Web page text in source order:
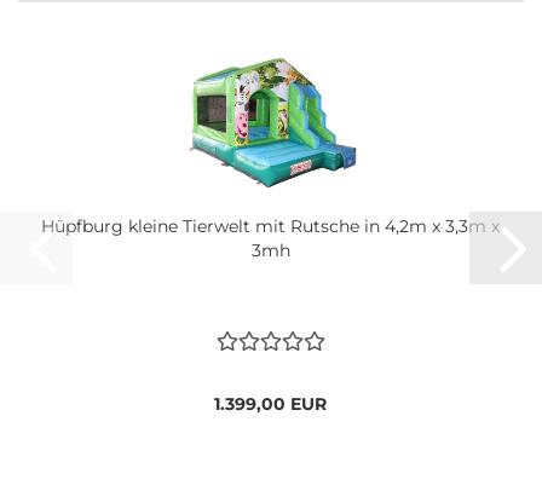
Hüpfburg kleine Tierwelt mit Rutsche in 4,2m x 3,3m x
3mh
1.399,00 EUR